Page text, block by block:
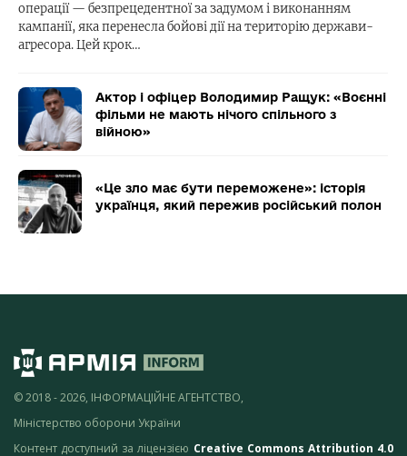
операції — безпрецедентної за задумом і виконанням
кампанії, яка перенесла бойові дії на територію держави-
агресора. Цей крок…
Актор і офіцер Володимир Ращук: «Воєнні
фільми не мають нічого спільного з
війною»
«Це зло має бути переможене»: історія
українця, який пережив російський полон
© 2018 - 2026, ІНФОРМАЦІЙНЕ АГЕНТСТВО,
Міністерство оборони України
Контент доступний за ліцензією Creative Commons Attribution 4.0